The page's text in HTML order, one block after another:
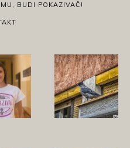
BUDI POKAZIVAČ!